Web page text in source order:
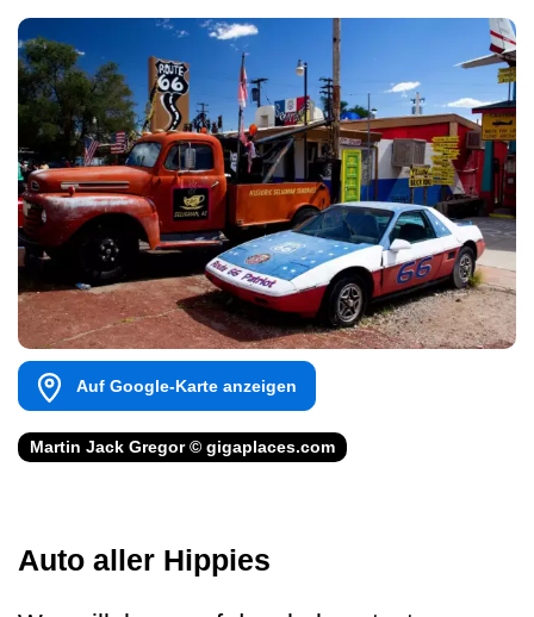
Auf Google-Karte anzeigen
Martin Jack Gregor © gigaplaces.com
Auto aller Hippies